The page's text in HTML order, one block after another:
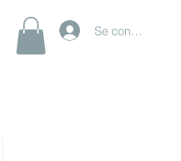
Se connecter